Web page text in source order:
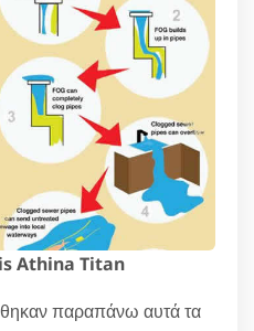
Athina Titan
παραπάνω αυτά τα